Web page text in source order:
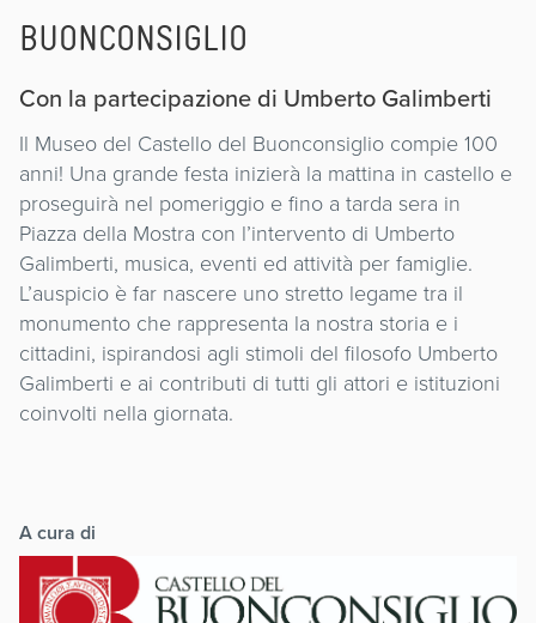
BUONCONSIGLIO
Con la partecipazione di Umberto Galimberti
Il Museo del Castello del Buonconsiglio compie 100
anni! Una grande festa inizierà la mattina in castello e
proseguirà nel pomeriggio e fino a tarda sera in
Piazza della Mostra con l’intervento di Umberto
Galimberti, musica, eventi ed attività per famiglie.
L’auspicio è far nascere uno stretto legame tra il
monumento che rappresenta la nostra storia e i
cittadini, ispirandosi agli stimoli del filosofo Umberto
Galimberti e ai contributi di tutti gli attori e istituzioni
coinvolti nella giornata.
A cura di